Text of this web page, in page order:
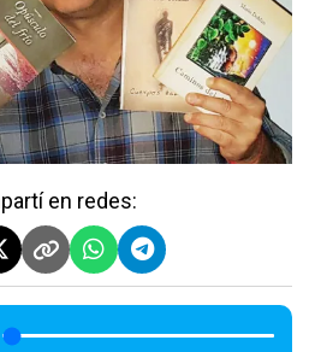
en redes: